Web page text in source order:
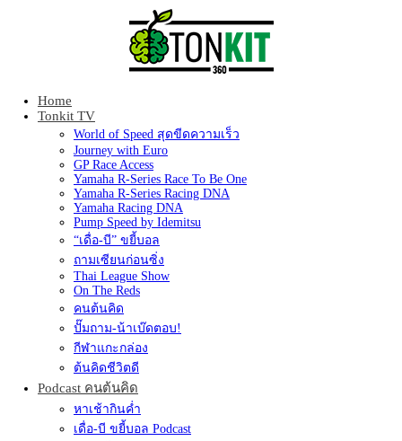
Home
Tonkit TV
World of Speed สุดขีดความเร็ว
Journey with Euro
GP Race Access
Yamaha R-Series Race To Be One
Yamaha R-Series Racing DNA
Yamaha Racing DNA
Pump Speed by Idemitsu
“เดื่อ-บี” ขยี้บอล
ถามเซียนก่อนซิ่ง
Thai League Show
On The Reds
คนต้นคิด
ปั๊มถาม-น้าเบ๊ดตอบ!
กีฬาแกะกล่อง
ต้นคิดชีวิตดี
Podcast คนต้นคิด
หาเช้ากินค่ำ
เดื่อ-บี ขยี้บอล Podcast